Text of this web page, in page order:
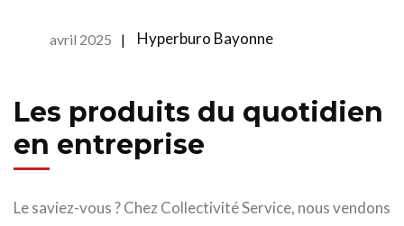
avril 2025 | Hyperburo Bayonne
Les produits du quotidien
en entreprise
Le saviez-vous ? Chez Collectivité Service, nous vendons